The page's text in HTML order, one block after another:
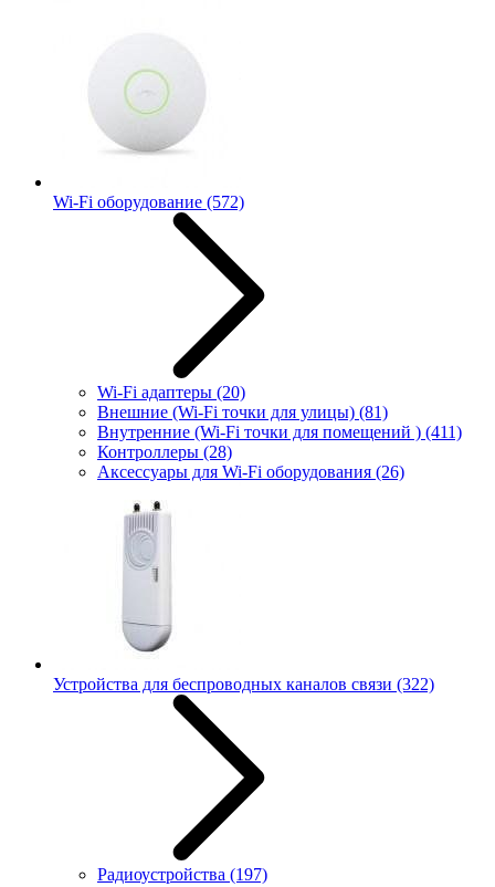
Wi-Fi оборудование (572)
Wi-Fi адаптеры (20)
Внешние (Wi-Fi точки для улицы) (81)
Внутренние (Wi-Fi точки для помещений ) (411)
Контроллеры (28)
Аксессуары для Wi-Fi оборудования (26)
Устройства для беспроводных каналов связи (322)
Радиоустройства (197)